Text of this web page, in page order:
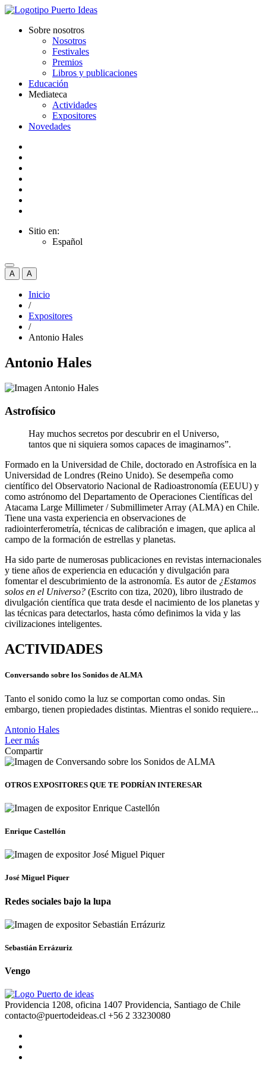
Sobre nosotros
Nosotros
Festivales
Premios
Libros y publicaciones
Educación
Mediateca
Actividades
Expositores
Novedades
Sitio en:
Español
A A
Inicio
/
Expositores
/
Antonio Hales
Antonio Hales
Astrofísico
Hay muchos secretos por descubrir en el Universo,
tantos que ni siquiera somos capaces de imaginarnos”.
Formado en la Universidad de Chile, doctorado en Astrofísica en la
Universidad de Londres (Reino Unido). Se desempeña como
científico del Observatorio Nacional de Radioastronomía (EEUU) y
como astrónomo del Departamento de Operaciones Científicas del
Atacama Large Millimeter / Submillimeter Array (ALMA) en Chile.
Tiene una vasta experiencia en observaciones de
radiointerferometría, técnicas de calibración e imagen, que aplica al
campo de la formación de estrellas y planetas.
Ha sido parte de numerosas publicaciones en revistas internacionales
y tiene años de experiencia en educación y divulgación para
fomentar el descubrimiento de la astronomía. Es autor de ¿Estamos
solos en el Universo? (Escrito con tiza, 2020), libro ilustrado de
divulgación científica que trata desde el nacimiento de los planetas y
las técnicas para detectarlos, hasta cómo definimos la vida y las
civilizaciones inteligentes.
ACTIVIDADES
Conversando sobre los Sonidos de ALMA
Tanto el sonido como la luz se comportan como ondas. Sin
embargo, tienen propiedades distintas. Mientras el sonido requiere...
Antonio Hales
Leer más
Compartir
OTROS EXPOSITORES QUE TE PODRÍAN INTERESAR
Enrique Castellón
José Miguel Piquer
Redes sociales bajo la lupa
Sebastián Errázuriz
Vengo
Providencia 1208, oficina 1407 Providencia, Santiago de Chile
contacto@puertodeideas.cl +56 2 33230080